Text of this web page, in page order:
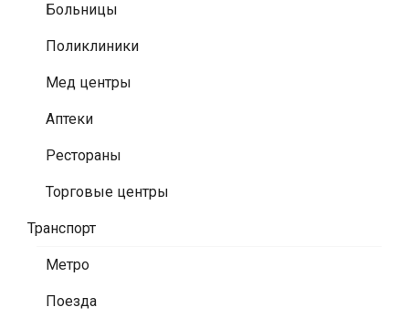
Больницы
Поликлиники
Мед центры
Аптеки
Рестораны
Торговые центры
Транспорт
Метро
Поезда